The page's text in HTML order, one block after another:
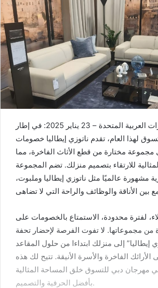
دبي، الإمارات العربية المتحدة – 23 يناير 2025: في إطار
لهذا العام، تقدم ناتوزي إيطاليا خصومات
مختارة من قطع الأثاث الفاخرة، مما
للارتقاء بتصميم منزلك. تضم المجموعة
مشهورة عالميًا مثل ناتوزي إيطاليا وملبوت،
لفترة محدودة، الاستمتاع بالخصومات على
من مجموعاتها. لا تفوت الفرصة لإحضار تحفة
إيطاليا” إلى منزلك ابتداءا من حلول المقاعد
الأرائك الفاخرة والأسرة الأنيقة. تتيح لك هذه
مهرجان دبي للتسوق خلق المساحة المثالية
بأفضل الحرفية والتصميم.